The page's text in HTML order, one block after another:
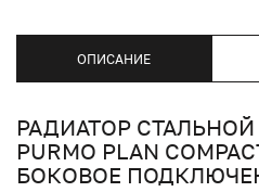
ОПИСАНИЕ
РАДИАТОР
PURMO PLAN
БОКОВОЕ